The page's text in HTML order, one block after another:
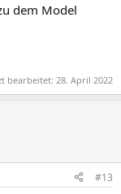
dem Model
bearbeitet: 28. April 2022
#13